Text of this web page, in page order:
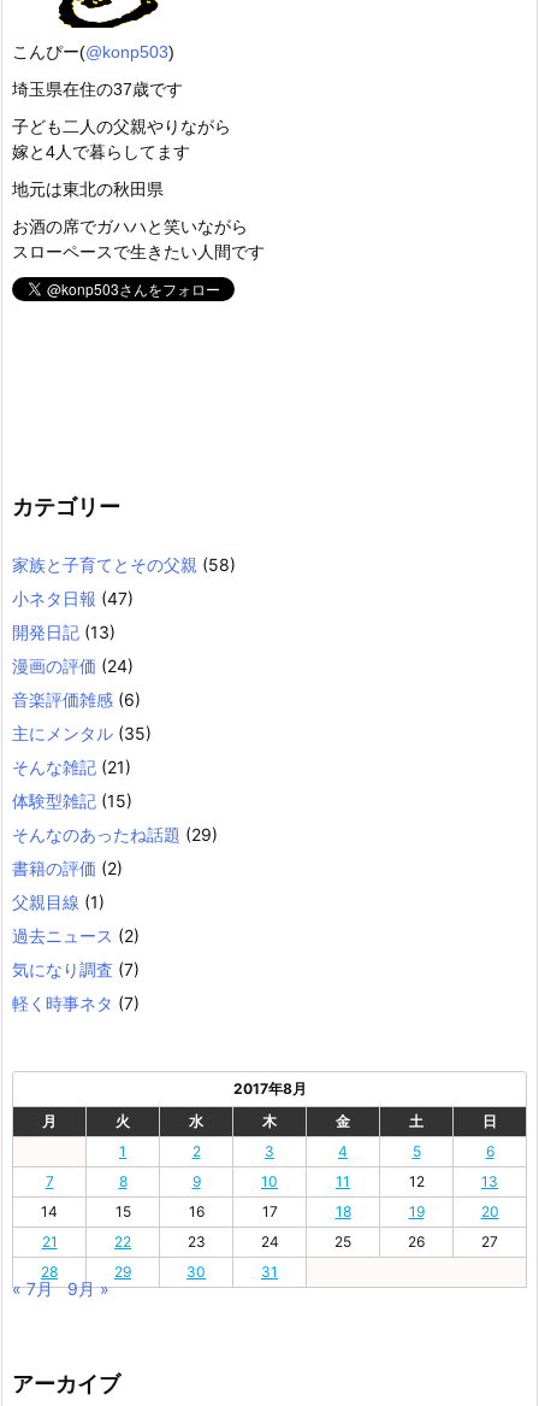
こんぴー(@konp503)
埼玉県在住の37歳です
子ども二人の父親やりながら
嫁と4人で暮らしてます
地元は東北の秋田県
お酒の席でガハハと笑いながら
スローペースで生きたい人間です
カテゴリー
家族と子育てとその父親 (58)
小ネタ日報 (47)
開発日記 (13)
漫画の評価 (24)
音楽評価雑感 (6)
主にメンタル (35)
そんな雑記 (21)
体験型雑記 (15)
そんなのあったね話題 (29)
書籍の評価 (2)
父親目線 (1)
過去ニュース (2)
気になり調査 (7)
軽く時事ネタ (7)
2017年8月
月
火 水 木 金 土
日
1
2 3 4 5
6
7
8 9 10 11 12
13
14
15 16 17 18 19
20
21
22 23 24 25 26
27
28
29 30 31
« 7月 9月 »
アーカイブ